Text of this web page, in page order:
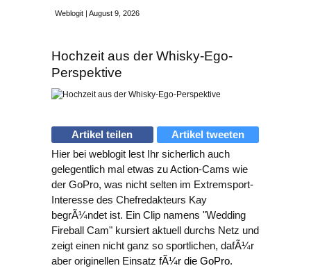
Weblogit | August 9, 2026
Hochzeit aus der Whisky-Ego-
Perspektive
Artikel teilen
Artikel tweeten
Hier bei weblogit lest Ihr sicherlich auch
gelegentlich mal etwas zu Action-Cams wie
der GoPro, was nicht selten im Extremsport-
Interesse des Chefredakteurs Kay
begrÃ¼ndet ist. Ein Clip namens "Wedding
Fireball Cam" kursiert aktuell durchs Netz und
zeigt einen nicht ganz so sportlichen, dafÃ¼r
aber originellen Einsatz fÃ¼r die GoPro.